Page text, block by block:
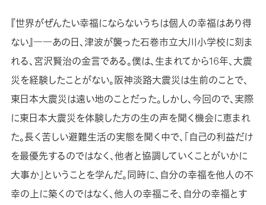
『世界がぜんたい幸福にならないうちは個人の幸福はあり得
ない』――あの日、津波が襲った石巻市立大川小学校に刻ま
れる、宮沢賢治の金言である。僕は、生まれてから16年、大震
災を経験したことがない。阪神淡路大震災は生前のことで、
東日本大震災は遠い地のことだった。しかし、今回ので、実際
に東日本大震災を体験した方の生の声を聞く機会に恵まれ
た。長く苦しい避難生活の実態を聞く中で、「自己の利益だけ
を最優先するのではなく、他者と協調していくことがいかに
大事か」ということを学んだ。同時に、自分の幸福を他人の不
幸の上に築くのではなく、他人の幸福こそ、自分の幸福とす